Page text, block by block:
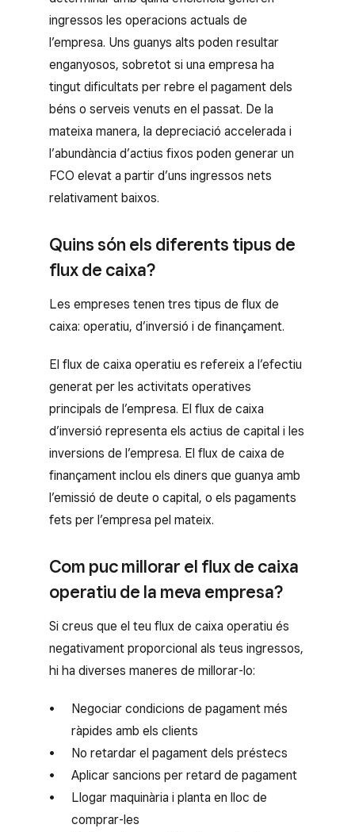
ingressos les operacions actuals de
l’empresa. Uns guanys alts poden resultar
enganyosos, sobretot si una empresa ha
tingut dificultats per rebre el pagament dels
béns o serveis venuts en el passat. De la
mateixa manera, la depreciació accelerada i
l’abundància d’actius fixos poden generar un
FCO elevat a partir d’uns ingressos nets
relativament baixos.
Quins són els diferents tipus de
flux de caixa?
Les empreses tenen tres tipus de flux de
caixa: operatiu, d’inversió i de finançament.
El flux de caixa operatiu es refereix a l’efectiu
generat per les activitats operatives
principals de l’empresa. El flux de caixa
d’inversió representa els actius de capital i les
inversions de l’empresa. El flux de caixa de
finançament inclou els diners que guanya amb
l’emissió de deute o capital, o els pagaments
fets per l’empresa pel mateix.
Com puc millorar el flux de caixa
operatiu de la meva empresa?
Si creus que el teu flux de caixa operatiu és
negativament proporcional als teus ingressos,
hi ha diverses maneres de millorar-lo:
Negociar condicions de pagament més
ràpides amb els clients
No retardar el pagament dels préstecs
Aplicar sancions per retard de pagament
Llogar maquinària i planta en lloc de
comprar-les